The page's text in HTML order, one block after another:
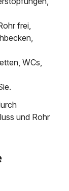
frei,
WCs,
und Rohr